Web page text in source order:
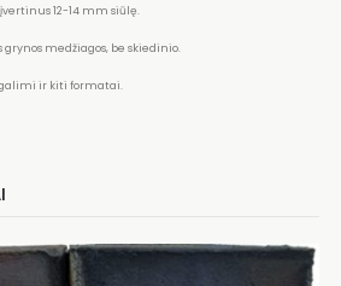
12-14 mm siūlę.
medžiagos, be skiedinio.
galimi ir kiti formatai.